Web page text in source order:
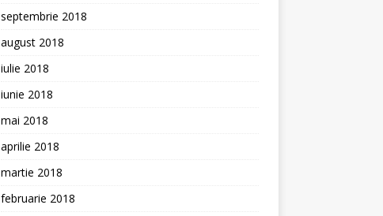
septembrie 2018
august 2018
iulie 2018
iunie 2018
mai 2018
aprilie 2018
martie 2018
februarie 2018